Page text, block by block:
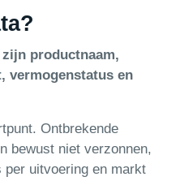
productnaam,
vermogenstatus en
Ontbrekende
bewust niet verzonnen,
uitvoering en markt